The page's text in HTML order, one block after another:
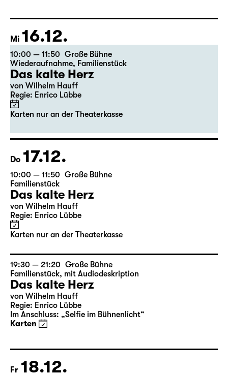
17:15 + 17:30 Einführung im Rangfoyer
Karten
Mi 16.12.
10:00 — 11:50
Große Bühne
Wiederaufnahme
Das kalte Herz
Regie: Enrico Lübbe
Karten nur an der Theaterkasse
Do 17.12.
10:00 — 11:50
Große Bühne
Familienstück
Das kalte Herz
Regie: Enrico Lübbe
Karten nur an der Theaterkasse
19:30 — 21:20 Große Bühne
Familienstück
mit Audiodeskription
Das kalte Herz
Im Anschluss: „Selfie im Bühnenlicht“
Karten